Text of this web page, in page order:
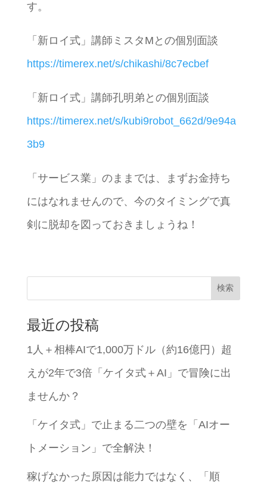
す。
「新ロイ式」講師ミスタMとの個別面談
https://timerex.net/s/chikashi/8c7ecbef
「新ロイ式」講師孔明弟との個別面談
https://timerex.net/s/kubi9robot_662d/9e94a
3b9
「サービス業」のままでは、まずお金持ち
にはなれませんので、今のタイミングで真
剣に脱却を図っておきましょうね！
検索
最近の投稿
1人＋相棒AIで1,000万ドル（約16億円）超
えが2年で3倍「ケイタ式＋AI」で冒険に出
ませんか？
「ケイタ式」で止まる二つの壁を「AIオー
トメーション」で全解決！
稼げなかった原因は能力ではなく、「順